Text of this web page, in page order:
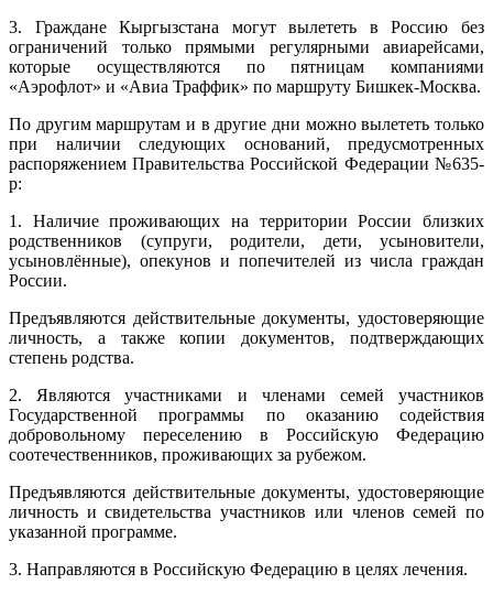
3. Граждане Кыргызстана могут вылететь в Россию без
ограничений только прямыми регулярными авиарейсами,
которые осуществляются по пятницам компаниями
«Аэрофлот» и «Авиа Траффик» по маршруту Бишкек-Москва.
По другим маршрутам и в другие дни можно вылететь только
при наличии следующих оснований, предусмотренных
распоряжением Правительства Российской Федерации №635-
р:
1. Наличие проживающих на территории России близких
родственников (супруги, родители, дети, усыновители,
усыновлённые), опекунов и попечителей из числа граждан
России.
Предъявляются действительные документы, удостоверяющие
личность, а также копии документов, подтверждающих
степень родства.
2. Являются участниками и членами семей участников
Государственной программы по оказанию содействия
добровольному переселению в Российскую Федерацию
соотечественников, проживающих за рубежом.
Предъявляются действительные документы, удостоверяющие
личность и свидетельства участников или членов семей по
указанной программе.
3. Направляются в Российскую Федерацию в целях лечения.